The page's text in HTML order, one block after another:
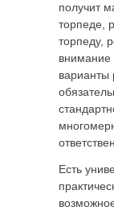
получит
торпеде,
торпеду,
внимание
варианты
Есть